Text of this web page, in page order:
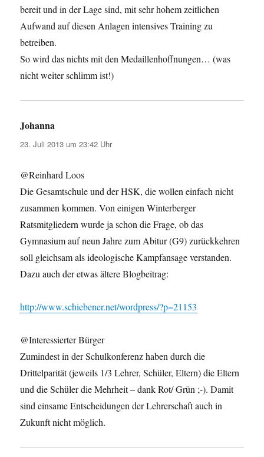
bereit und in der Lage sind, mit sehr hohem zeitlichen
Aufwand auf diesen Anlagen intensives Training zu
betreiben.
So wird das nichts mit den Medaillenhoffnungen… (was
nicht weiter schlimm ist!)
Johanna
23. Juli 2013 um 23:42 Uhr
@Reinhard Loos
Die Gesamtschule und der HSK, die wollen einfach nicht
zusammen kommen. Von einigen Winterberger
Ratsmitgliedern wurde ja schon die Frage, ob das
Gymnasium auf neun Jahre zum Abitur (G9) zurückkehren
soll gleichsam als ideologische Kampfansage verstanden.
Dazu auch der etwas ältere Blogbeitrag:
http://www.schiebener.net/wordpress/?p=21153
@Interessierter Bürger
Zumindest in der Schulkonferenz haben durch die
Drittelparität (jeweils 1/3 Lehrer, Schüler, Eltern) die Eltern
und die Schüler die Mehrheit – dank Rot/ Grün ;-). Damit
sind einsame Entscheidungen der Lehrerschaft auch in
Zukunft nicht möglich.